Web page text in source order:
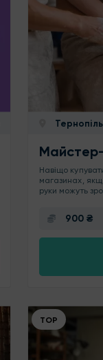
Тернопіль
Навіщо
магазинах,
руки можуть
900 ₴
ТОР